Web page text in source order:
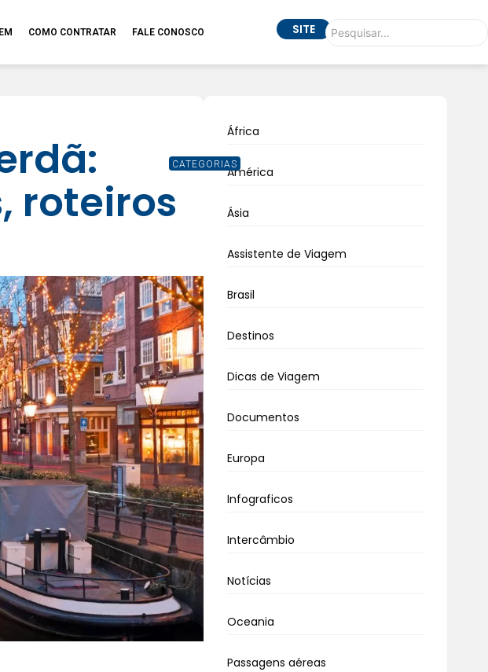
COMO CONTRATAR FALE CONOSCO SITE
roteiros
CATEGORIAS
África
América
Ásia
Assistente de Viagem
Brasil
Destinos
Dicas de Viagem
Documentos
Europa
Infograficos
Intercâmbio
Notícias
Oceania
Passagens aéreas